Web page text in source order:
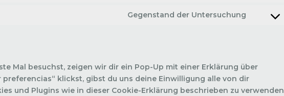
Gegenstand der Untersuchung
Mal besuchst, zeigen wir dir ein Pop-Up mit einer Erklärung über
preferencias“ klickst, gibst du uns deine Einwilligung alle von dir
und Plugins wie in dieser Cookie-Erklärung beschrieben zu